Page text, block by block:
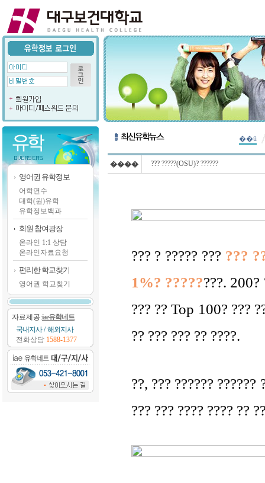
영어권 유학정보
어학연수
대학(원)유학
유학정보백과
회원 참여광장
온라인 1:1 상담
온라인자료요청
편리한 학교찾기
영어권 학교찾기
자료제공:iae유학네트
국내지사/해외지사
전화상담 1588-1377
��ü
���� ??? ?????(OSU)? ??????
??? ? ????? ??? ???
1%? ????????. 200?
??? ?? Top 100? ???
?? ??? ??? ?? ????.
??, ??? ?????? ??????
??? ??? ???? ???? ??